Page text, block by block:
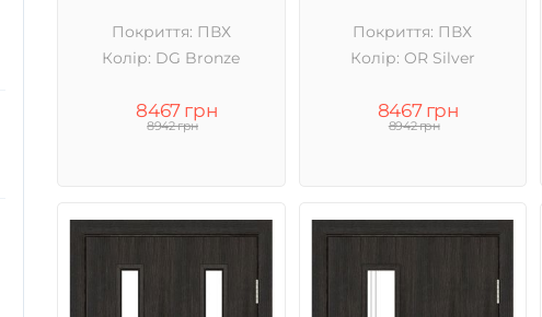
Покриття: ПВХ
Колір: DG Bronze
8467 грн
8942 грн
Покриття: ПВХ
Колір: OR Silver
8467 грн
8942 грн